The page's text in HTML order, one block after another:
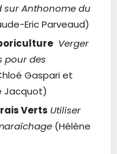
sur Anthonome du
Eric Parveaud)
Verger
pour des
Gaspari et
Jacquot)
Verts Utiliser
(Hélène